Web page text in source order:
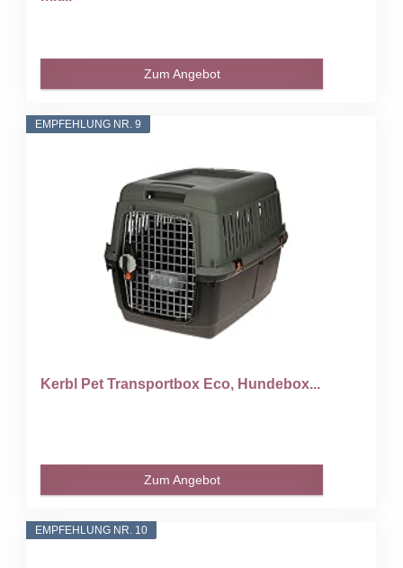
Zum Angebot
EMPFEHLUNG NR. 9
Kerbl Pet Transportbox Eco, Hundebox...
Zum Angebot
EMPFEHLUNG NR. 10